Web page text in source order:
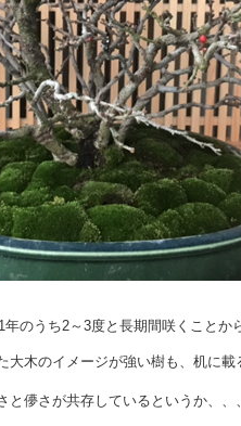
1年のうち2～3度と長期間咲くことか
木のイメージが強い樹も、机に
儚さが共存しているというか、